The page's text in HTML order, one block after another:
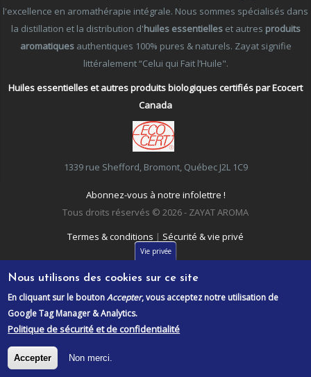
l'excellence en aromathérapie intégrale. Nous sommes spécialisés dans
la distillation et la distribution d'huiles essentielleset autres produits
aromatiquesauthentiques 100% pures & naturels. Zayat signifie
littéralement “Celui qui Fait l’Huile".
Huiles essentielles et autres produits biologiques certifiés par Ecocert
Canada
1339 rue Shefford, Bromont, Québec J2L 1C9
Abonnez-vous à notre infolettre !
Tous droits réservés © 2026 - ZAYAT AROMA
Termes & conditions | Sécurité & vie privé
Vie privée
Nous utilisons des cookies sur ce site
En cliquant sur le boutonAccepter, vous acceptez notre utilisation de
Google Tag Manager & Analytics.
Politique de sécurité et de confidentialité
Accepter Non merci.